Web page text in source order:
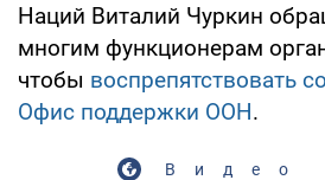
Наций Виталий Чуркин
многим функционерам
чтобы воспрепятствовать
Офис поддержки ООН.
Видео